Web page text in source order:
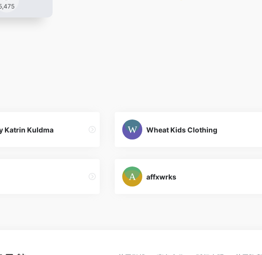
Katrin Kuldma Wheat Kids Clothing
affxwrks